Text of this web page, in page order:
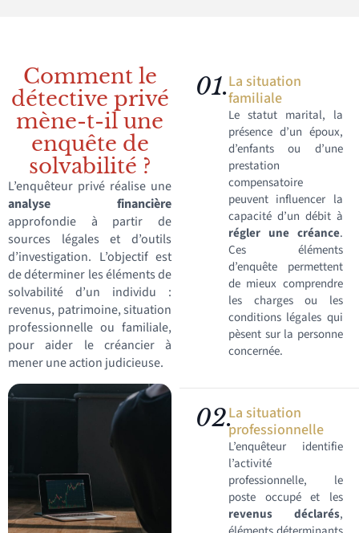
Comment le
détective privé
mène-t-il une
enquête de
solvabilité ?
L’enquêteur privé réalise une
analyse financière
approfondie à partir de
sources légales et d’outils
d’investigation. L’objectif est
de déterminer les éléments de
solvabilité d’un individu :
revenus, patrimoine, situation
professionnelle ou familiale,
pour aider le créancier à
mener une action judicieuse.
01.La situation
familiale
Le statut marital, la
présence d’un époux,
d’enfants ou d’une
prestation
compensatoire
peuvent influencer la
capacité d’un débit à
régler une créance.
Ces éléments
d’enquête permettent
de mieux comprendre
les charges ou les
conditions légales qui
pèsent sur la personne
concernée.
02.La situation
professionnelle
L’enquêteur identifie
l’activité
professionnelle, le
poste occupé et les
revenus déclarés,